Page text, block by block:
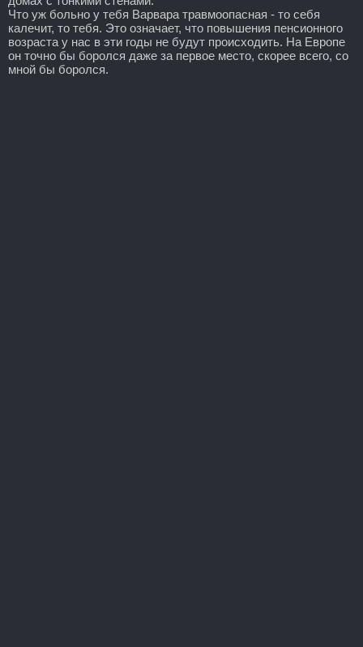
Что уж больно у тебя Варвара травмоопасная - то себя
калечит, то тебя. Это означает, что повышения пенсионного
возраста у нас в эти годы не будут происходить. На Европе
он точно бы боролся даже за первое место, скорее всего, со
мной бы боролся.